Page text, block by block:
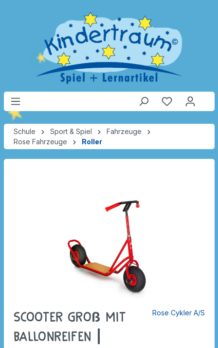
Schule Sport & Spiel
Fahrzeuge
Rose Fahrzeuge
Roller
Scooter groß mit
Ballonreifen |
Rose Cykler A/S